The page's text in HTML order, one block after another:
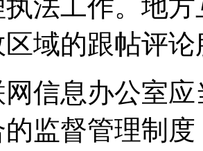
执法工作。地
域的跟帖评
信息办公室
监督管理制